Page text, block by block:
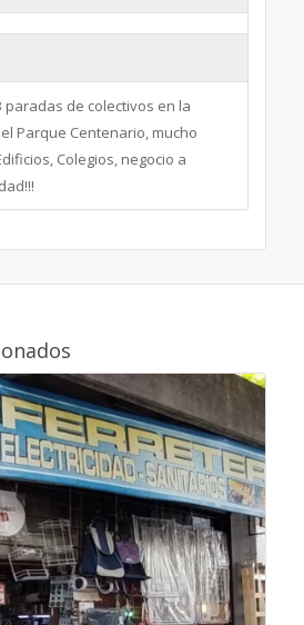
paradas de colectivos en la
Parque Centenario, mucho
Colegios, negocio a